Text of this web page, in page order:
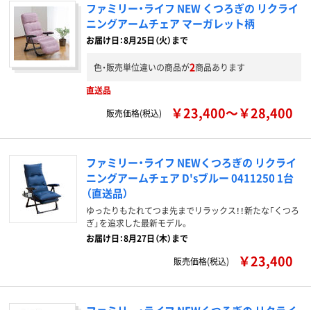
ファミリー・ライフ NEW くつろぎの リクライ
ニングアームチェア マーガレット柄
お届け日：8月25日（火）まで
色・販売単位違いの商品が2商品あります
直送品
販売価格(税込)
￥23,400～￥28,400
ファミリー・ライフ NEWくつろぎの リクライ
ニングアームチェア D'sブルー 0411250 1台
（直送品）
ゆったりもたれてつま先までリラックス！！新たな「くつろ
ぎ」を追求した最新モデル。
お届け日：8月27日（木）まで
販売価格(税込)
￥23,400